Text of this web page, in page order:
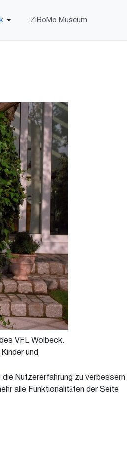
ZiBoMo Museum
VFL Wolbeck.
und
Nutzererfahrung zu verbessern
alle Funktionalitäten der Seite